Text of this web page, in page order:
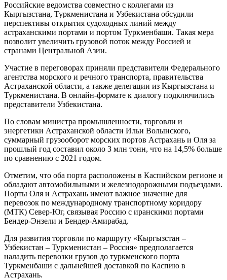
Российские ведомства совместно с коллегами из
Кыргызстана, Туркменистана и Узбекистана обсудили
перспективы открытия судоходных линий между
астраханскими портами и портом Туркменбаши. Такая мера
позволит увеличить грузовой поток между Россией и
странами Центральной Азии.
Участие в переговорах приняли представители Федерального
агентства морского и речного транспорта, правительства
Астраханской области, а также делегации из Кыргызстана и
Туркменистана. В онлайн-формате к диалогу подключились
представители Узбекистана.
По словам министра промышленности, торговли и
энергетики Астраханской области Ильи Волынского,
суммарный грузооборот морских портов Астрахань и Оля за
прошлый год составил около 3 млн тонн, что на 14,5% больше
по сравнению с 2021 годом.
Отметим, что оба порта расположены в Каспийском регионе и
обладают автомобильными и железнодорожными подъездами.
Порты Оля и Астрахань имеют важное значение для
перевозок по международному транспортному коридору
(МТК) Север-Юг, связывая Россию с иранскими портами
Бендер-Энзели и Бендер-Амирабад.
Для развития торговли по маршруту «Кыргызстан –
Узбекистан – Туркменистан – Россия» предполагается
наладить перевозки грузов до туркменского порта
Туркменбаши с дальнейшей доставкой по Каспию в
Астрахань.